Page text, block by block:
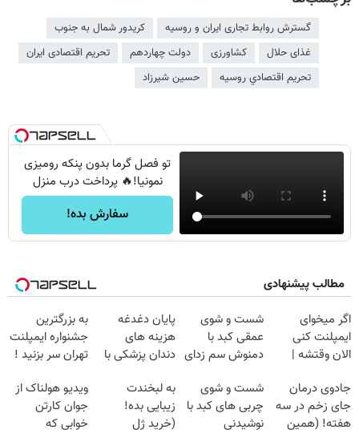
گسترش روابط تجاری ایران و روسیه
کریدور شمال به جنوب
غذای حلال
کشاورزی دولت چهاردهم
تحریم اقتصادی ایران
تحريم اقتصادي روسيه
حسین شیرزاد
تو فصل گرما بدون پنکه رومیزی
نمونیا!🔥 پرداخت درب منزل
سفارش بده!
مطالب پیشنهادی
اگر میخوای
ایمپلنت کنی
الان وقتشه |
میلیون تومان!!!
شست و شوی
عمقی کبد با
دمنوش سم زدای
پایان دغدغه
هزینه های
دندان پزشکی با
خانگی
به بزرگترین
جشنواره ایمپلنت
تهران سر بزنید !
میلیون !
جادوی درمان
جای زخم در سه
هفته! (همین
شست و شوی
چربی های کبد با
نوشیدنی
به لبخندت
زیبایی بده!
(خرید ژل
ویدیو هولناک از
جوان کارتن
خوابی که